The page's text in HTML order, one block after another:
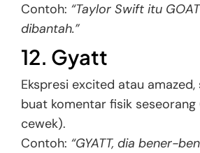
Contoh: “Taylor Swift itu
dibantah.”
12. Gyatt
Ekspresi excited atau
buat komentar fisik
cewek).
Contoh: “GYATT, dia bener-